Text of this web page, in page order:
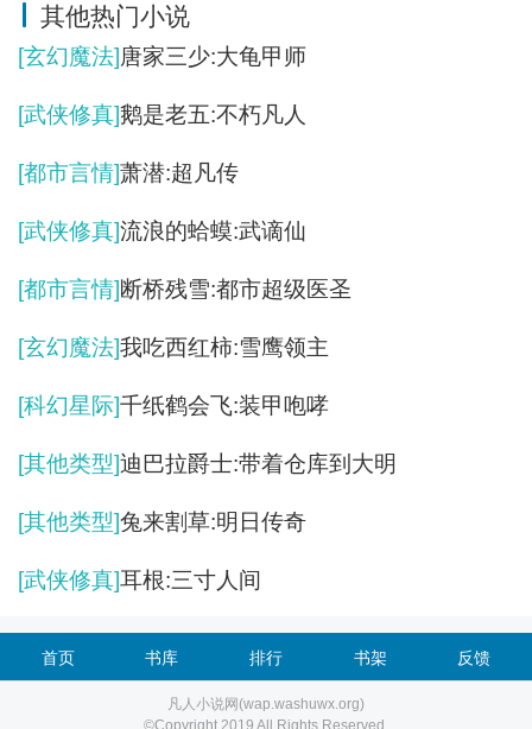
其他热门小说
[玄幻魔法]唐家三少:大龟甲师
[武侠修真]鹅是老五:不朽凡人
[都市言情]萧潜:超凡传
[武侠修真]流浪的蛤蟆:武谪仙
[都市言情]断桥残雪:都市超级医圣
[玄幻魔法]我吃西红柿:雪鹰领主
[科幻星际]千纸鹤会飞:装甲咆哮
[其他类型]迪巴拉爵士:带着仓库到大明
[其他类型]兔来割草:明日传奇
[武侠修真]耳根:三寸人间
首页 书库 排行 书架 反馈
凡人小说网(wap.washuwx.org)